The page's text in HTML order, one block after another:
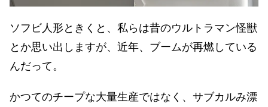
ソフビ人形ときくと、私らは昔のウルトラマン怪獣
とか思い出しますが、近年、ブームが再燃している
んだって。
かつてのチープな大量生産ではなく、サブカルみ漂